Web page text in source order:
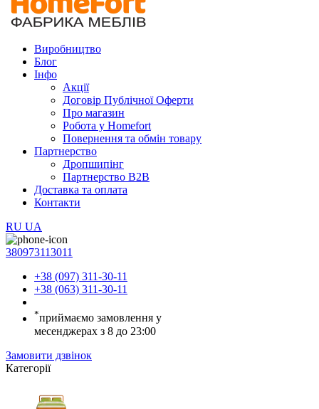
Виробництво
Блог
Інфо
Акції
Договір Публічної Оферти
Про магазин
Робота у Homefort
Повернення та обмін товару
Партнерство
Дропшипінг
Партнерство B2B
Доставка та оплата
Контакти
RU UA
380973113011
+38 (097) 311-30-11
+38 (063) 311-30-11
*приймаємо замовлення у
месенджерах з 8 до 23:00
Замовити дзвінок
Категорії